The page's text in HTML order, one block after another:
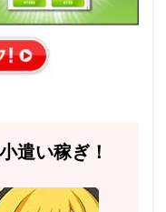
遣い稼ぎ！